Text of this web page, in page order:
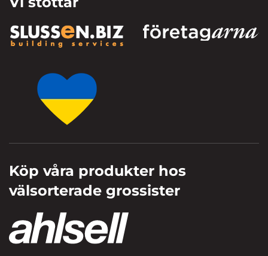
Köp våra produkter hos
välsorterade grossister